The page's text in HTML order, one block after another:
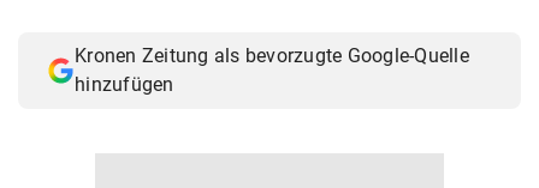
© Krone Multimedia GmbH & Co KG 2026
Muthgasse 2, 1190 Wien
Kronen Zeitung als bevorzugte Google-Quelle
hinzufügen